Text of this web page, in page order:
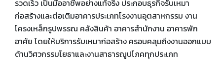
รวดเร็ว เป็นมืออาชีพอย่างแท้จริง ประกอบธุรกิจรับเหมา
ก่อสร้างและต่อเติมอาคารประเภทโรงงานอุตสาหกรรม งาน
โครงเหล็กรูปพรรณ คลังสินค้า อาคารสำนักงาน อาคารพัก
อาศัย โดยให้บริการรับเหมาก่อสร้าง ครอบคลุมถึงงานออกแบบ
ด้านวิศวกรรมโยธาและงานสาธารณูปโภคทุกประเภท